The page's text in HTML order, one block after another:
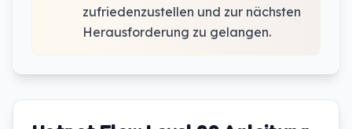
zufriedenzustellen und zur nächsten
Herausforderung zu gelangen.